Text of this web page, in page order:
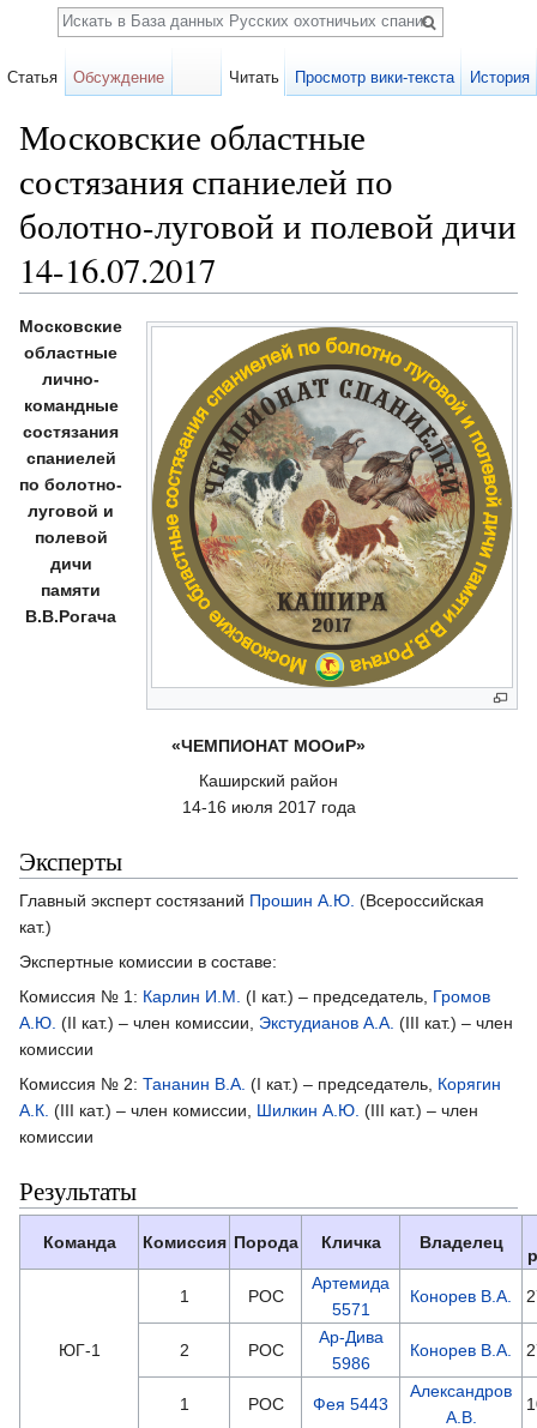
Московские областные
состязания спаниелей по
болотно-луговой и полевой дичи
14-16.07.2017
Московские
областные
лично-
командные
состязания
спаниелей
по болотно-
луговой и
полевой
дичи
памяти
В.В.Рогача
«ЧЕМПИОНАТ МООиР»
Каширский район
14-16 июля 2017 года
Эксперты
Главный эксперт состязаний Прошин А.Ю. (Всероссийская
кат.)
Экспертные комиссии в составе:
Комиссия № 1: Карлин И.М. (I кат.) – председатель, Громов
А.Ю. (II кат.) – член комиссии, Экстудианов А.А. (III кат.) – член
комиссии
Комиссия № 2: Тананин В.А. (I кат.) – председатель, Корягин
А.К. (III кат.) – член комиссии, Шилкин А.Ю. (III кат.) – член
комиссии
Результаты
Команда Комиссия Порода Кличка Владелец
ЮГ-1
1 РОС
Артемида
5571
Конорев В.А.
2 РОС
Ар-Дива
5986
Конорев В.А.
1 РОС Фея 5443
Александров
А.В.
Статья Обсуждение Читать Просмотр вики-текста История
Поиск